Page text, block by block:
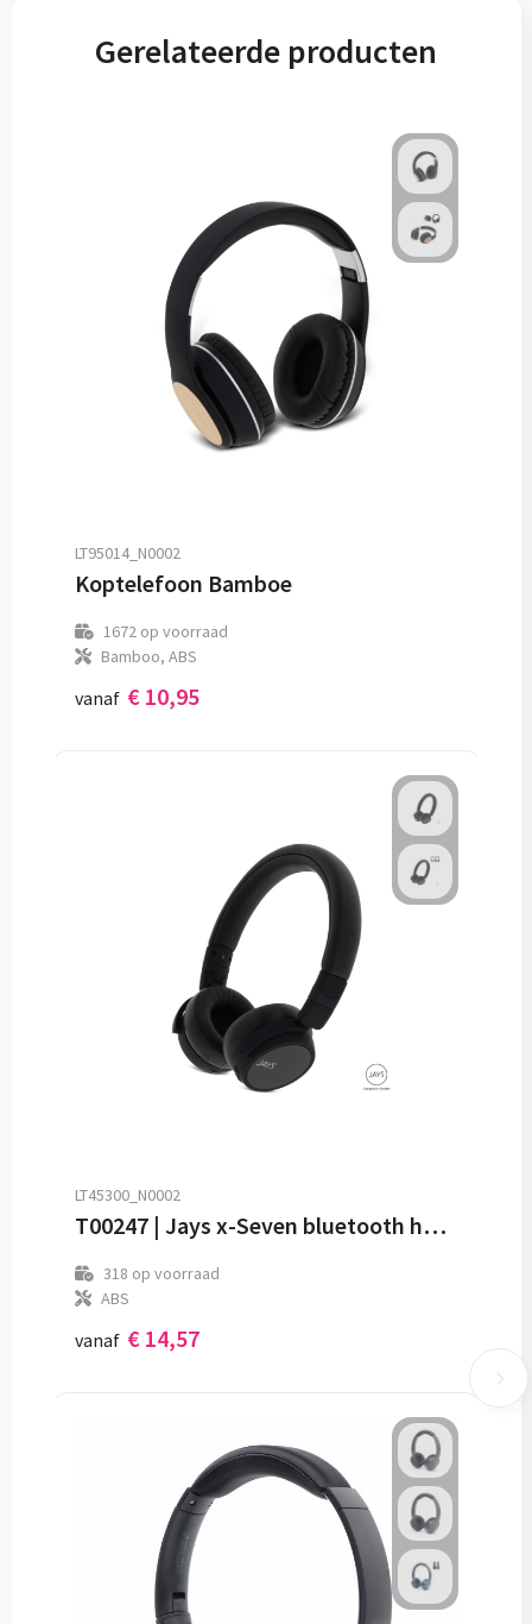
Gerelateerde producten
LT95014_N0002
Koptelefoon Bamboe
1672op voorraad
Bamboo, ABS
vanaf € 10,95
LT45300_N0002
T00247 | Jays x-Seven bluetooth hoofdtelefoon
318 op voorraad
ABS
vanaf € 14,57